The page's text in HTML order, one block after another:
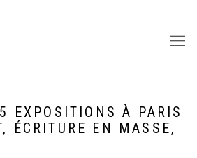
EXPOSITIONS À PARIS
ÉCRITURE EN MASSE,